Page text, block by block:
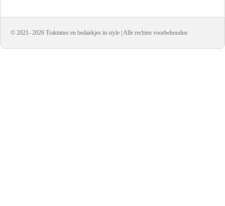
© 2021- 2026 Traktaties en bedankjes in style | Alle rechten voorbehouden